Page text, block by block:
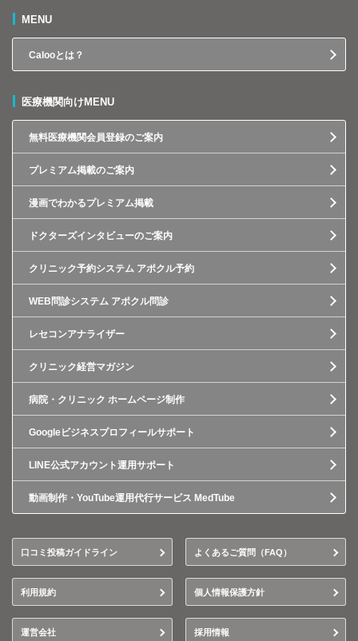
MENU
Calooとは？
医療機関向けMENU
無料医療機関会員登録のご案内
プレミアム掲載のご案内
漫画でわかるプレミアム掲載
ドクターズインタビューのご案内
クリニック予約システム アポクル予約
WEB問診システム アポクル問診
レセコンアナライザー
クリニック経営マガジン
病院・クリニック ホームページ制作
Googleビジネスプロフィールサポート
LINE公式アカウント運用サポート
動画制作・YouTube運用代行サービス MedTube
口コミ投稿ガイドライン よくあるご質問（FAQ）
利用規約 個人情報保護方針
運営会社 採用情報